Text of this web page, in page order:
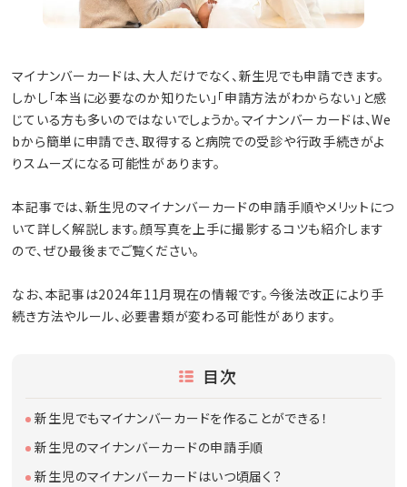
マイナンバーカードは、大人だけでなく、新生児でも申請できます。
しかし「本当に必要なのか知りたい」「申請方法がわからない」と感
じている方も多いのではないでしょうか。マイナンバーカードは、We
bから簡単に申請でき、取得すると病院での受診や行政手続きがよ
りスムーズになる可能性があります。
本記事では、新生児のマイナンバーカードの申請手順やメリットにつ
いて詳しく解説します。顔写真を上手に撮影するコツも紹介します
ので、ぜひ最後までご覧ください。
なお、本記事は2024年11月現在の情報です。今後法改正により手
続き方法やルール、必要書類が変わる可能性があります。
目次
新生児でもマイナンバーカードを作ることができる！
新生児のマイナンバーカードの申請手順
新生児のマイナンバーカードはいつ頃届く？